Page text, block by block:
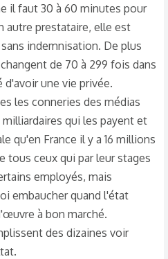
il faut 30 à 60 minutes pour
autre prestataire, elle est
indemnisation. De plus
de 70 à 299 fois dans
une vie privée.
les conneries des médias
qui les payent et
qu'en France il y a 16 millions
tous ceux qui par leur stages
employés, mais
embaucher quand l'état
à bon marché.
des dizaines voir